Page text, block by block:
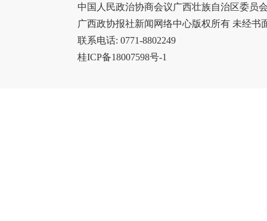
中国人民政治协商会议广西壮族自治区委员
广西政协报社新闻网络中心版权所有 未经书
联系电话: 0771-8802249
桂ICP备18007598号-1